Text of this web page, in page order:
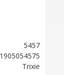
5457
Trixie